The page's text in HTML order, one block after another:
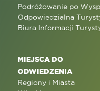
Podróżowanie po
Odpowiedzialna
Biura Informacji
MIEJSCA DO
ODWIEDZENIA
Regiony i Miasta